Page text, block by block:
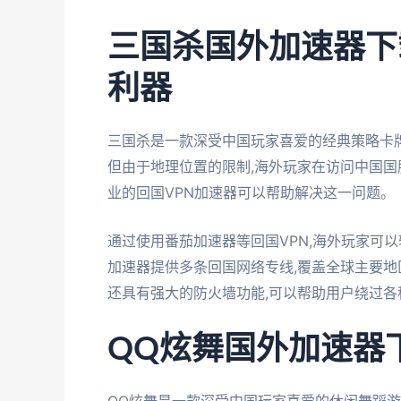
三国杀国外加速器
利器
三国杀是一款深受中国玩家喜爱的经典策略
但由于地理位置的限制,海外玩家在访问中国
业的回国VPN加速器可以帮助解决这一问题。
通过使用番茄加速器等回国VPN,海外玩家可
加速器提供多条回国网络专线,覆盖全球主要
还具有强大的防火墙功能,可以帮助用户绕过
QQ炫舞国外加速器